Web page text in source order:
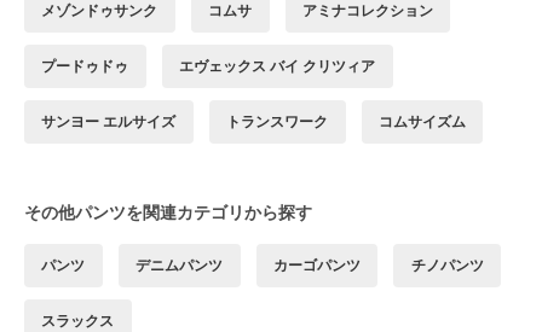
メゾンドゥサンク コムサ アミナコレクション
プードゥドゥ エヴェックス バイ クリツィア
サンヨー エルサイズ トランスワーク コムサイズム
その他パンツを関連カテゴリから探す
パンツ デニムパンツ カーゴパンツ チノパンツ
スラックス